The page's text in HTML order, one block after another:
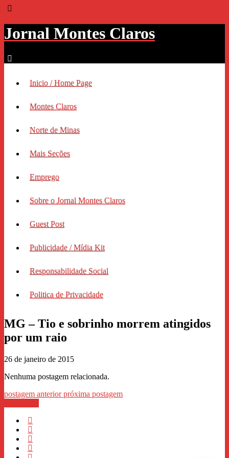
Jornal Montes Claros
Inicio / Home Page
Montes Claros
Norte de Minas
Mais Seções
Emprego
Sobre o Jornal Montes Claros
Guest Post
Publicidade / Mídia Kit
Responsabilidade Social
Politica de Privacidade
MG – Tio e sobrinho morrem atingidos
por um raio
26 de janeiro de 2015
Nenhuma postagem relacionada.
postagem anteriorpróxima postagem